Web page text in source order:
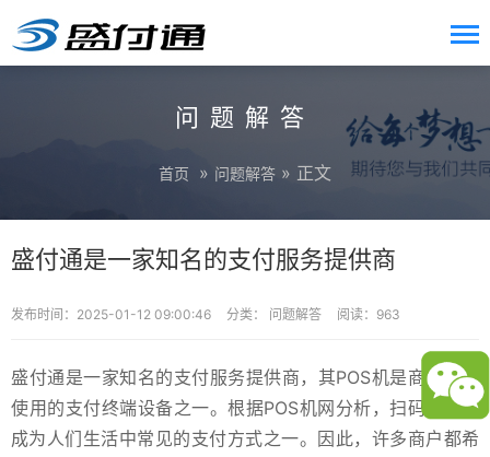
问题解答
首页 » 问题解答 » 正文
盛付通是一家知名的支付服务提供商
发布时间：2025-01-12 09:00:46 分类： 问题解答 阅读：963
盛付通是一家知名的支付服务提供商，其POS机是商户广泛
使用的支付终端设备之一。根据POS机网分析，扫码支付已
成为人们生活中常见的支付方式之一。因此，许多商户都希